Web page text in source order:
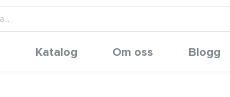
Katalog Om oss Blogg